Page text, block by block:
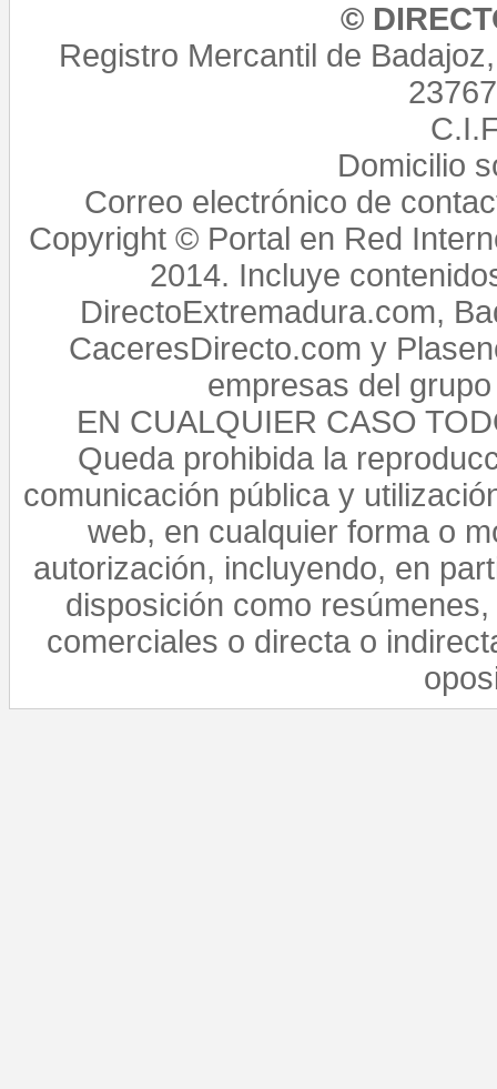
©
Registro Mercantil de
Domicilio
Correo electrónico de
Copyright © Portal en Red
2014. Incluye
DirectoExtremadura.com,
CaceresDirecto.com y
empresas del
EN CUALQUIER CASO
Queda prohibida la
comunicación pública y
web, en cualquier forma o
autorización, incluyendo, en
disposición como
comerciales o directa o